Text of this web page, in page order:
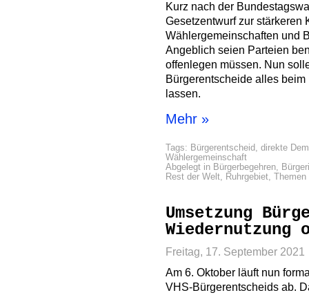
Kurz nach der
Gesetzentwurf zur stärkeren
Wählergemeinschaften und
Angeblich seien Parteien
offenlegen müssen. Nun
Bürgerentscheide alles
lassen.
Mehr »
Tags: Bürgerentscheid, direkte
Wählergemeinschaft
Abgelegt in Bürgerbegehren,
Rest der Welt, Ruhrgebiet, Themen
Umsetzung
Wiedernutzung
Freitag, 17. September 2021
Am 6. Oktober läuft nun
VHS-Bürgerentscheids ab.